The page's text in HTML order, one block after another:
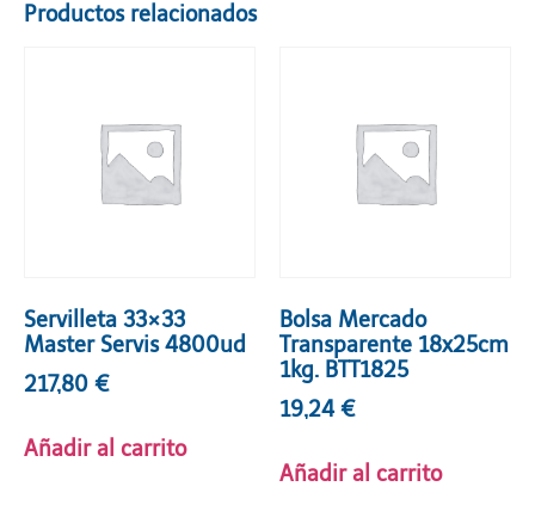
Productos relacionados
Servilleta 33×33
Master Servis 4800ud
217,80 €
Añadir al carrito
Bolsa Mercado
Transparente 18x25cm
1kg. BTT1825
19,24€
Añadir al carrito